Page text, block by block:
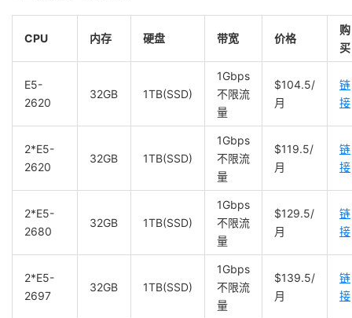
CPU 内存 硬盘 带宽 价格
购
买
E5-
2620
32GB 1TB(SSD)
1Gbps
不限流
量
$104.5/
月
链
接
2*E5-
2620
32GB 1TB(SSD)
1Gbps
不限流
量
$119.5/
月
链
接
2*E5-
2680
32GB 1TB(SSD)
1Gbps
不限流
量
$129.5/
月
链
接
2*E5-
2697
32GB 1TB(SSD)
1Gbps
不限流
量
$139.5/
月
链
接